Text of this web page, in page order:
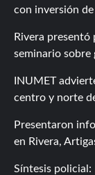
con inversión
Rivera
seminario sobre
INUMET
centro y norte
Presentaron
en Rivera,
Síntesis policial: